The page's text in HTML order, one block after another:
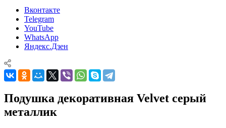
Вконтакте
Telegram
YouTube
WhatsApp
Яндекс.Дзен
Подушка декоративная Velvet серый
металлик